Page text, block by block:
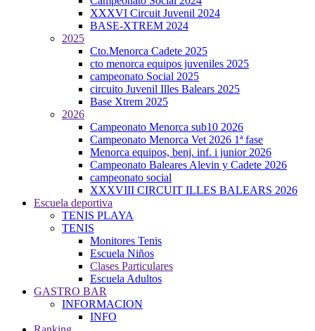
XXXVI Circuit Juvenil 2024
BASE-XTREM 2024
2025
Cto.Menorca Cadete 2025
cto menorca equipos juveniles 2025
campeonato Social 2025
circuito Juvenil Illes Balears 2025
Base Xtrem 2025
2026
Campeonato Menorca sub10 2026
Campeonato Menorca Vet 2026 1ª fase
Menorca equipos, benj. inf. i junior 2026
Campeonato Baleares Alevin y Cadete 2026
campeonato social
XXXVIII CIRCUIT ILLES BALEARS 2026
Escuela deportiva
TENIS PLAYA
TENIS
Monitores Tenis
Escuela Niños
Clases Particulares
Escuela Adultos
GASTRO BAR
INFORMACION
INFO